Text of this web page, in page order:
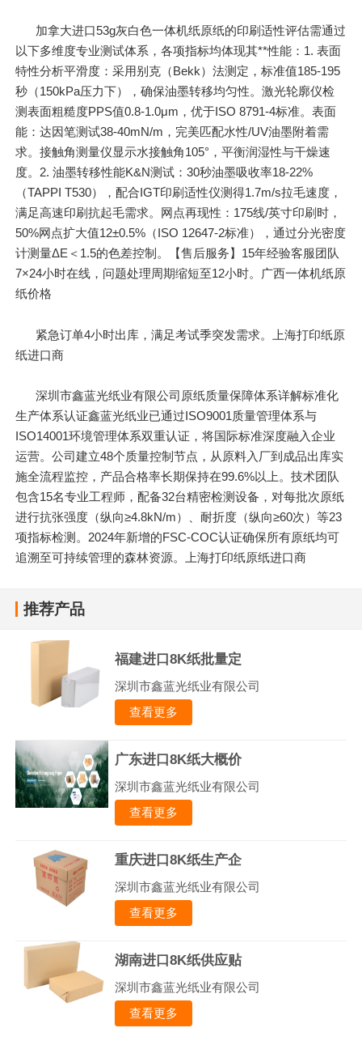
加拿大进口53g灰白色一体机纸原纸的印刷适性评估需通过
以下多维度专业测试体系，各项指标均体现其**性能：1. 表面
特性分析平滑度：采用别克（Bekk）法测定，标准值185-195
秒（150kPa压力下），确保油墨转移均匀性。激光轮廓仪检
测表面粗糙度PPS值0.8-1.0μm，优于ISO 8791-4标准。表面
能：达因笔测试38-40mN/m，完美匹配水性/UV油墨附着需
求。接触角测量仪显示水接触角105°，平衡润湿性与干燥速
度。2. 油墨转移性能K&N测试：30秒油墨吸收率18-22%
（TAPPI T530），配合IGT印刷适性仪测得1.7m/s拉毛速度，
满足高速印刷抗起毛需求。网点再现性：175线/英寸印刷时，
50%网点扩大值12±0.5%（ISO 12647-2标准），通过分光密度
计测量ΔE＜1.5的色差控制。【售后服务】15年经验客服团队
7×24小时在线，问题处理周期缩短至12小时。广西一体机纸原
纸价格
紧急订单4小时出库，满足考试季突发需求。上海打印纸原
纸进口商
深圳市鑫蓝光纸业有限公司原纸质量保障体系详解标准化
生产体系认证鑫蓝光纸业已通过ISO9001质量管理体系与
ISO14001环境管理体系双重认证，将国际标准深度融入企业
运营。公司建立48个质量控制节点，从原料入厂到成品出库实
施全流程监控，产品合格率长期保持在99.6%以上。技术团队
包含15名专业工程师，配备32台精密检测设备，对每批次原纸
进行抗张强度（纵向≥4.8kN/m）、耐折度（纵向≥60次）等23
项指标检测。2024年新增的FSC-COC认证确保所有原纸均可
追溯至可持续管理的森林资源。上海打印纸原纸进口商
推荐产品
福建进口8K纸批量定
深圳市鑫蓝光纸业有限公司
查看更多
广东进口8K纸大概价
深圳市鑫蓝光纸业有限公司
查看更多
重庆进口8K纸生产企
深圳市鑫蓝光纸业有限公司
查看更多
湖南进口8K纸供应贴
深圳市鑫蓝光纸业有限公司
查看更多